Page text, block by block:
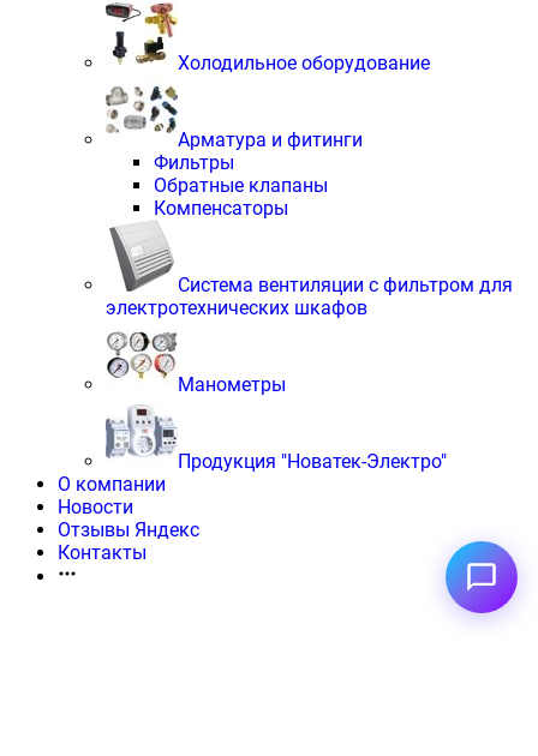
Холодильное оборудование
Арматура и фитинги
Фильтры
Обратные клапаны
Компенсаторы
Система вентиляции с фильтром для
электротехнических шкафов
Манометры
Продукция "Новатек-Электро"
О компании
Новости
Отзывы Яндекс
Контакты